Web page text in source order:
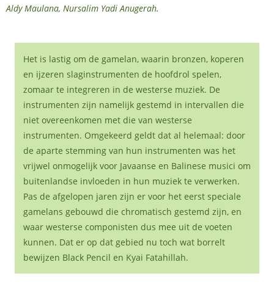
Aldy Maulana, Nursalim Yadi Anugerah.
Het is lastig om de gamelan, waarin bronzen, koperen
en ijzeren slaginstrumenten de hoofdrol spelen,
zomaar te integreren in de westerse muziek. De
instrumenten zijn namelijk gestemd in intervallen die
niet overeenkomen met die van westerse
instrumenten. Omgekeerd geldt dat al helemaal: door
de aparte stemming van hun instrumenten was het
vrijwel onmogelijk voor Javaanse en Balinese musici om
buitenlandse invloeden in hun muziek te verwerken.
Pas de afgelopen jaren zijn er voor het eerst speciale
gamelans gebouwd die chromatisch gestemd zijn, en
waar westerse componisten dus mee uit de voeten
kunnen. Dat er op dat gebied nu toch wat borrelt
bewijzen Black Pencil en Kyai Fatahillah.